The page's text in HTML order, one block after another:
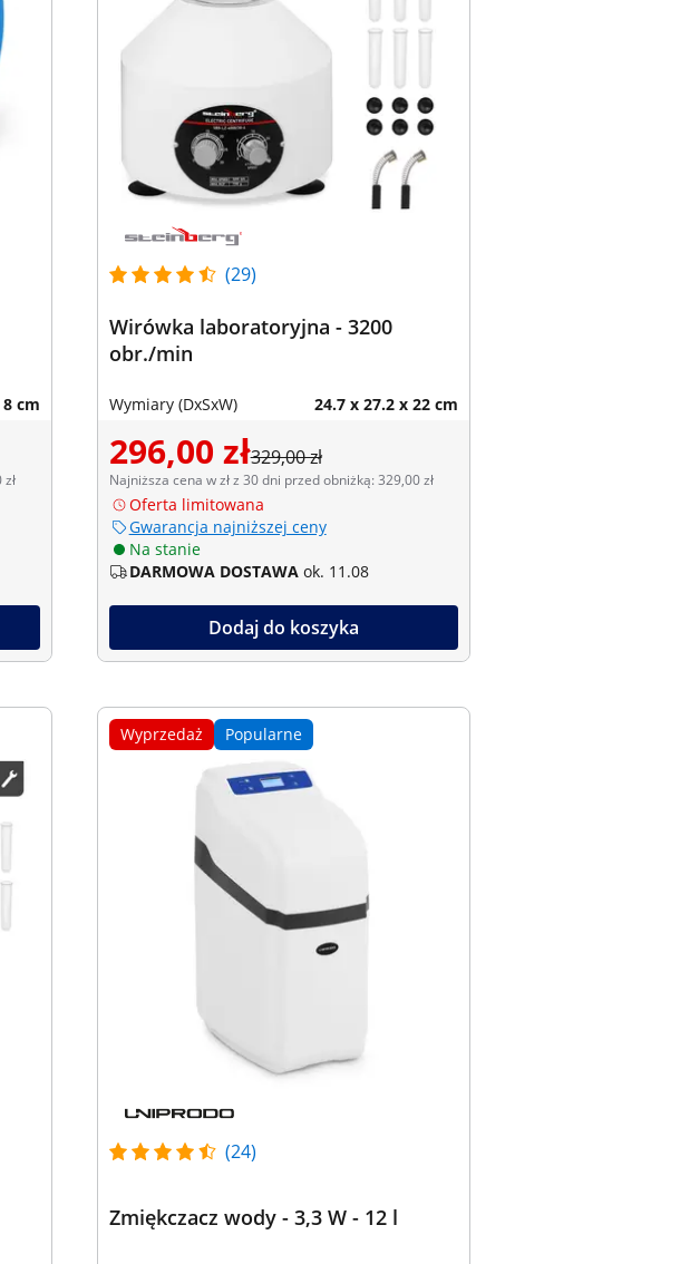
cm
(29)
Wirówka laboratoryjna - 3200
obr./min
Wymiary (DxSxW) 24.7 x 27.2 x 22 cm
296,00 zł329,00 zł
Najniższa cena w zł z 30 dni przed obniżką: 329,00 zł
Oferta limitowana
Gwarancja najniższej ceny
Na stanie
DARMOWA DOSTAWA ok. 11.08
Dodaj do koszyka
Wyprzedaż Popularne
(24)
Zmiękczacz wody - 3,3 W - 12 l